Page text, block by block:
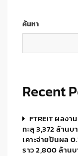
ค้นหา
Recent
FTREIT ผลงา
ทะลุ 3,372 ล้าน
เคาะจ่ายปันผล
ราว 2,800 ล้าน